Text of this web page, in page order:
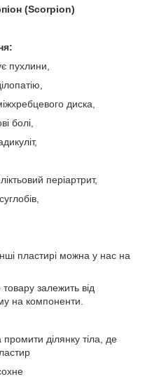
(Scorpion)
пухлини,
диска,
болі,
періартрит,
пластирі можна у нас на
залежить від
на компоненти.
ділянку тіла, де